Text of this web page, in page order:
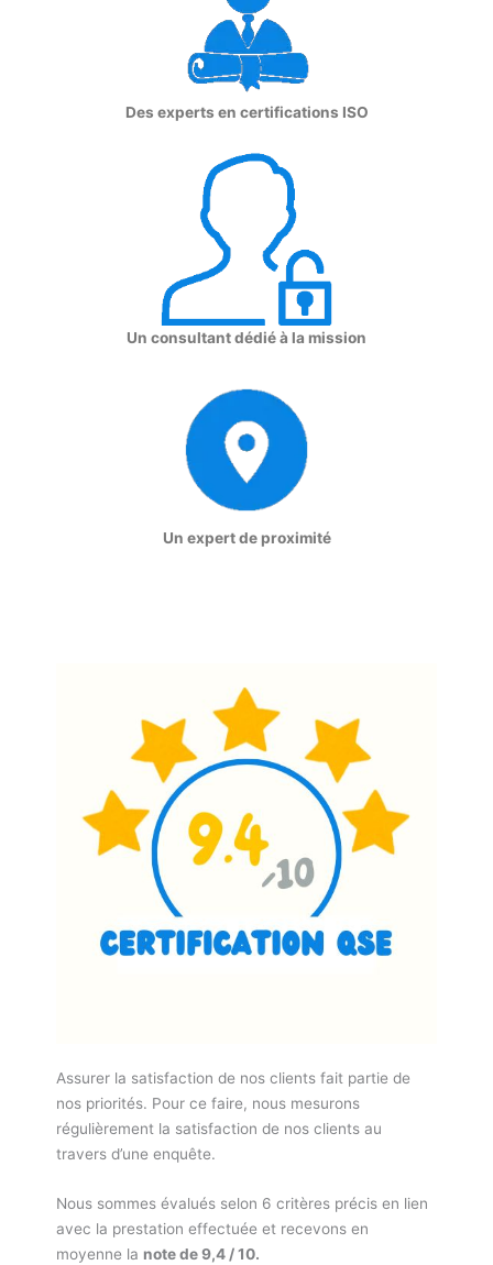
Des experts en certifications ISO
Un consultant dédié à la mission
Un expert de proximité
Assurer la satisfaction de nos clients fait partie de
nos priorités. Pour ce faire, nous mesurons
régulièrement la satisfaction de nos clients au
travers d’une enquête.
Nous sommes évalués selon 6 critères précis en lien
avec la prestation effectuée et recevons en
moyenne la note de 9,4 / 10.